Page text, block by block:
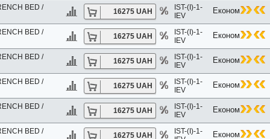
COLLECTION) 5*
(ex.TUI BLUE SENSATORI BARUT SORGUN) 5*
4*
5*
5*
BED /
16275 UAH
IST-(I)-1-
IEV
Економ
BED /
16275 UAH
IST-(I)-1-
IEV
Економ
BED /
16275 UAH
IST-(I)-1-
IEV
Економ
BED /
16275 UAH
IST-(I)-1-
IEV
Економ
BED /
16275 UAH
IST-(I)-1-
IEV
Економ
BED /
16275 UAH
IST-(I)-1-
Економ